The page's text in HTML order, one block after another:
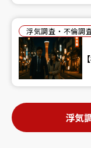
浮気調査・不倫調
浮気